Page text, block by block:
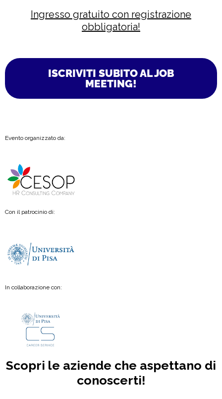
Ingresso gratuito con registrazione
obbligatoria!
ISCRIVITI SUBITO AL JOB
MEETING!
Evento organizzato da:
Con il patrocinio di:
In collaborazione con:
Scopri le aziende che aspettano di
conoscerti!